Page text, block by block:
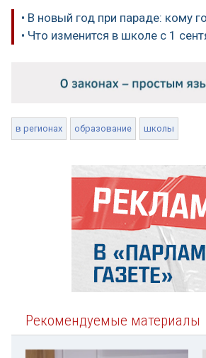
• В новый год при параде: кому
• Что изменится в школе с 1
в регионах образование школы
Рекомендуемые материалы